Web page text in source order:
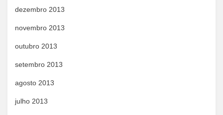
dezembro 2013
novembro 2013
outubro 2013
setembro 2013
agosto 2013
julho 2013